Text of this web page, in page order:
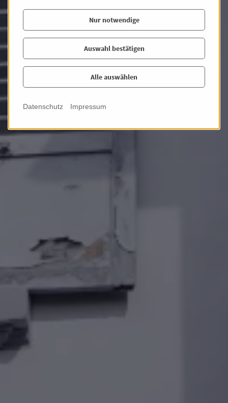
PKW Stellplatz: 2,00
Fotos
Nur notwendige
Auswahl bestätigen
Alle auswählen
Datenschutz Impressum